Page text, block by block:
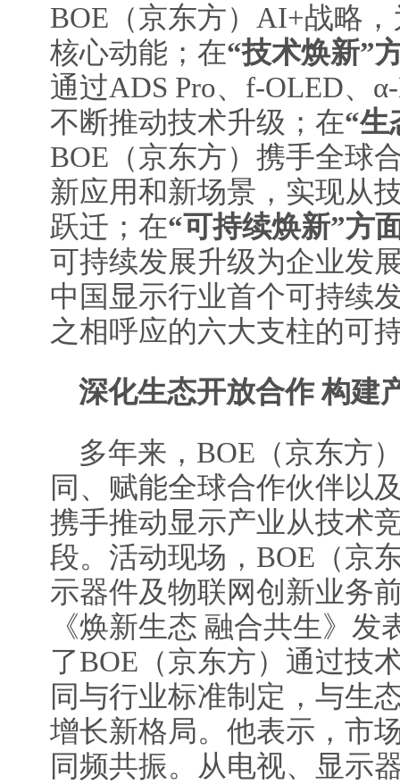
BOE（京东方）AI+战略
核心动能；在“技术焕新”
通过ADS Pro、f-OLED、
不断推动技术升级；在“生
BOE（京东方）携手全球
新应用和新场景，实现从
跃迁；在“可持续焕新”方
可持续发展升级为企业发
中国显示行业首个可持续
之相呼应的六大支柱的可
深化生态开放合作 构建
多年来，BOE（京东方
同、赋能全球合作伙伴以
携手推动显示产业从技术
段。活动现场，BOE（京
示器件及物联网创新业务
《焕新生态 融合共生》
了BOE（京东方）通过技
同与行业标准制定，与生
增长新格局。他表示，市
同频共振。从电视、显示